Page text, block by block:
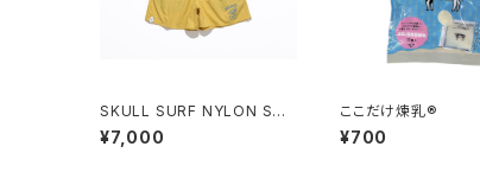
SKULL SURF NYLON SHO
RT PANTS
¥7,000
ここだけ煉乳®
¥700